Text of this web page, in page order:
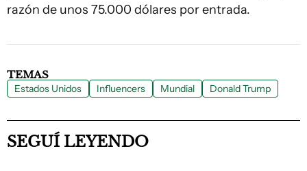
razón de unos 75.000 dólares por entrada.
TEMAS
Estados Unidos Influencers Mundial Donald Trump
SEGUÍ LEYENDO